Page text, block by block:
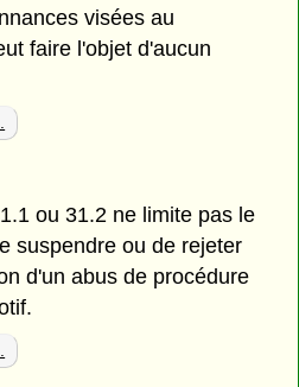
visées au
faire l'objet d'aucun
ou 31.2 ne limite pas le
suspendre ou de rejeter
d'un abus de procédure